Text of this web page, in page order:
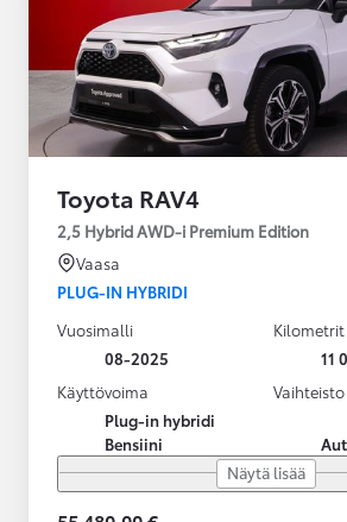
Toyota RAV4
2,5 Hybrid AWD-i Premium Edition
Vaasa
PLUG-IN HYBRIDI
Vuosimalli
08-2025
Kilometrit
11
Käyttövoima
Plug-in hybridi
Bensiini
Vaihteisto
Näytä lisää